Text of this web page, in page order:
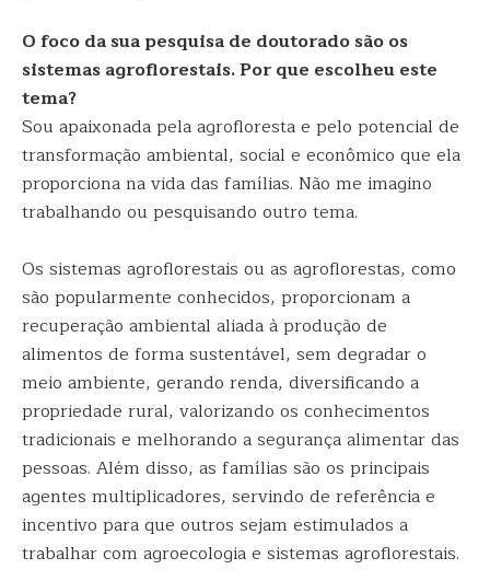
O foco da sua pesquisa de doutorado são os
sistemas agroflorestais. Por que escolheu este
tema?
Sou apaixonada pela agrofloresta e pelo potencial de
transformação ambiental, social e econômico que ela
proporciona na vida das famílias. Não me imagino
trabalhando ou pesquisando outro tema.
Os sistemas agroflorestais ou as agroflorestas, como
são popularmente conhecidos, proporcionam a
recuperação ambiental aliada à produção de
alimentos de forma sustentável, sem degradar o
meio ambiente, gerando renda, diversificando a
propriedade rural, valorizando os conhecimentos
tradicionais e melhorando a segurança alimentar das
pessoas. Além disso, as famílias são os principais
agentes multiplicadores, servindo de referência e
incentivo para que outros sejam estimulados a
trabalhar com agroecologia e sistemas agroflorestais.